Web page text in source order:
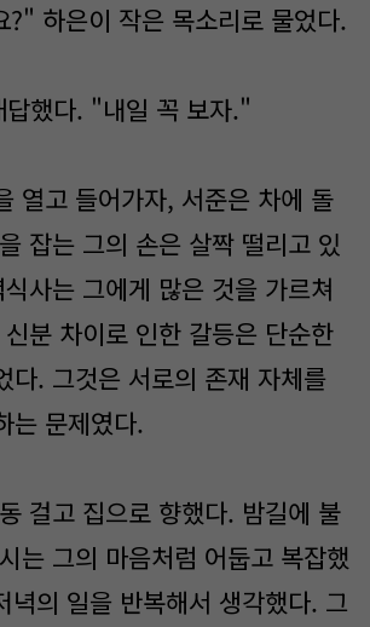
?" 하은이 작은 목소리로 물었다.
했다. "내일 꼭 보자."
열고 들어가자, 서준은 차에 돌
잡는 그의 손은 살짝 떨리고 있
사는 그에게 많은 것을 가르쳐
분 차이로 인한 갈등은 단순한
다. 그것은 서로의 존재 자체를
는 문제였다.
걸고 집으로 향했다. 밤길에 불
는 그의 마음처럼 어둡고 복잡했
녁의 일을 반복해서 생각했다. 그